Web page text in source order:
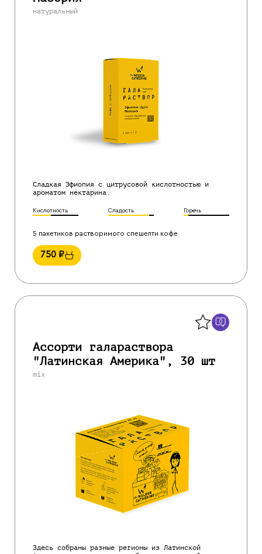
натуральный
Сладкая Эфиопия с цитрусовой кислотностью и
ароматом нектарина.
Кислотность Сладость Горечь
5 пакетиков растворимого спешелти кофе
750 ₽
0
Ассорти галараствора
"Латинская Америка", 30 шт
mix
Здесь собраны разные регионы из Латинской